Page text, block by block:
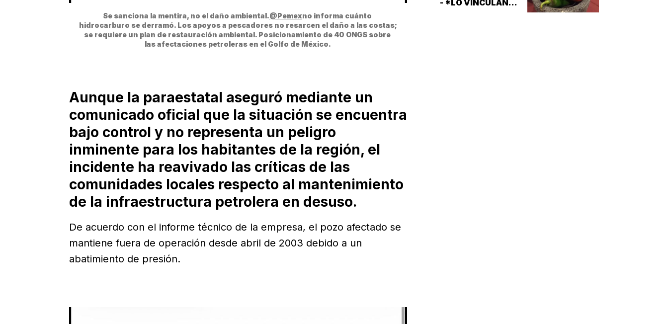
Se sanciona la mentira, no el daño ambiental.@Pemexno informa cuánto
hidrocarburo se derramó. Los apoyos a pescadores no resarcen el daño a las costas;
se requiere un plan de restauración ambiental. Posicionamiento de 40 ONGS sobre
las afectaciones petroleras en el Golfo de México.
Aunque la paraestatal aseguró mediante un
comunicado oficial que la situación se encuentra
bajo control y no representa un peligro
inminente para los habitantes de la región, el
incidente ha reavivado las críticas de las
comunidades locales respecto al mantenimiento
de la infraestructura petrolera en desuso.
De acuerdo con el informe técnico de la empresa, el pozo afectado se
mantiene fuera de operación desde abril de 2003 debido a un
abatimiento de presión.
- *LO VINCULAN